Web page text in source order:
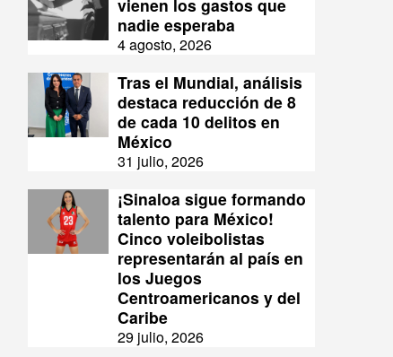
vienen los gastos que
nadie esperaba
4 agosto, 2026
Tras el Mundial, análisis
destaca reducción de 8
de cada 10 delitos en
México
31 julio, 2026
¡Sinaloa sigue formando
talento para México!
Cinco voleibolistas
representarán al país en
los Juegos
Centroamericanos y del
Caribe
29 julio, 2026